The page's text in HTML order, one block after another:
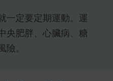
一定要定期運動。運
央肥胖、心臟病、糖
。